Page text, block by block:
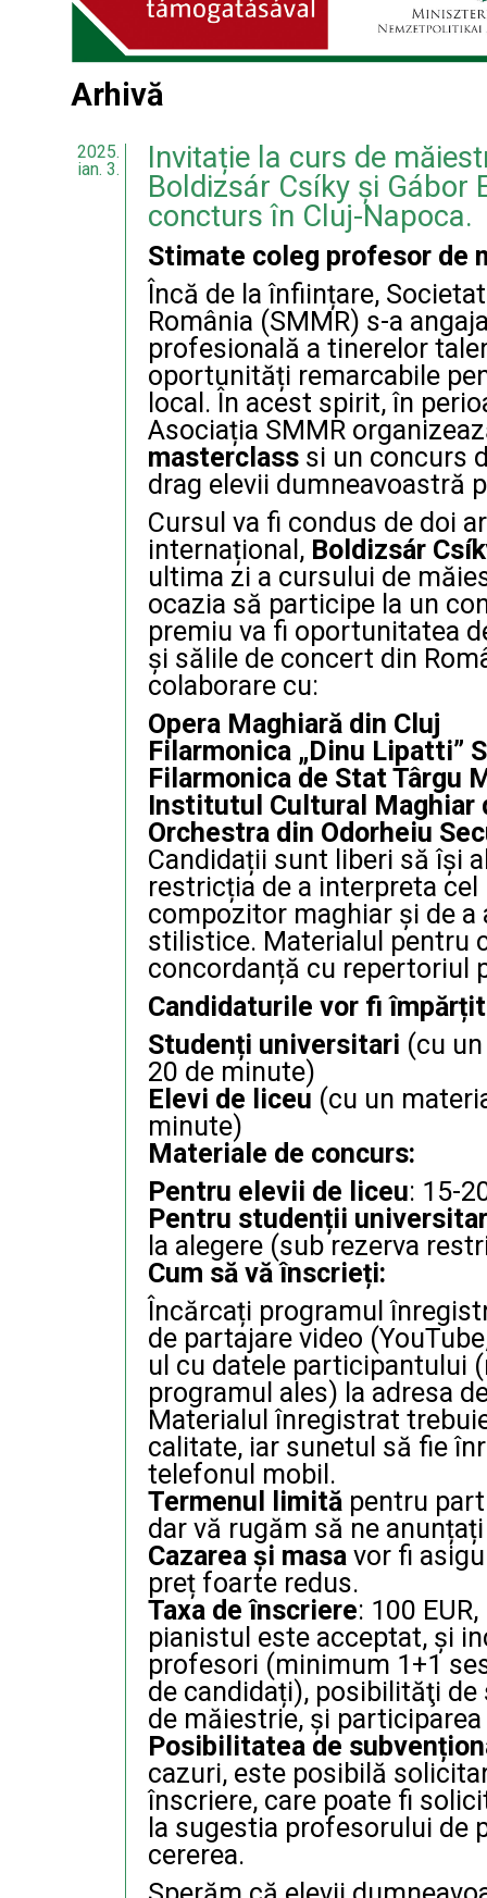
Arhivă
2025.
ian. 3.
Invitație la curs de
Boldizsár Csíky și Gábor
concturs în Cluj-Napoca.
Stimate coleg profesor de
Încă de la înființare,
România (SMMR) s-a
profesională a tinerelor
oportunități remarcabile
local. În acest spirit, în
Asociația SMMR
masterclass si un concurs
drag elevii dumneavoastră
Cursul va fi condus de doi
internațional, Boldizsár
ultima zi a cursului de
ocazia să participe la un
premiu va fi oportunitatea
și sălile de concert din
colaborare cu:
Opera Maghiară din Cluj
Filarmonica „Dinu Lipatti”
Filarmonica de Stat Târgu
Institutul Cultural Maghiar
Orchestra din Odorheiu
Candidații sunt liberi să își
restricția de a interpreta
compozitor maghiar și de a
stilistice. Materialul pentru
concordanță cu repertoriul
Candidaturile vor fi
Studenți universitari (cu
20 de minute)
Elevi de liceu (cu un
minute)
Materiale de concurs:
Pentru elevii de liceu: 15-
Pentru studenții
la alegere (sub rezerva
Cum să vă înscrieți:
Încărcați programul
de partajare video
ul cu datele participantului
programul ales) la adresa
Materialul înregistrat
calitate, iar sunetul să fie
telefonul mobil.
Termenul limită pentru
dar vă rugăm să ne
Cazarea și masa vor fi
preț foarte redus.
Taxa de înscriere: 100
pianistul este acceptat, și
profesori (minimum 1+1
de candidați), posibilităţi
de măiestrie, și
Posibilitatea de
cazuri, este posibilă
înscriere, care poate fi
la sugestia profesorului de
cererea.